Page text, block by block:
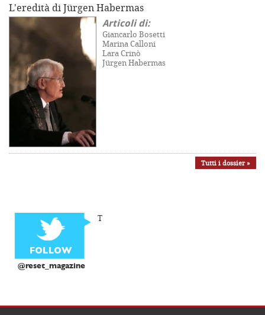
L'eredità di Jürgen Habermas
Articoli di:
Giancarlo Bosetti
Marina Calloni
Lara Crinò
Jürgen Habermas
Tutti i dossier »
@reset_magazine
T